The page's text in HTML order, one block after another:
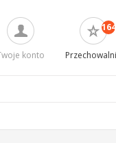
konto
164